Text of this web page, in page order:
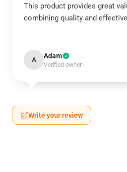
This product provides great
combining quality and
A Adam
Verified owner
Write your review